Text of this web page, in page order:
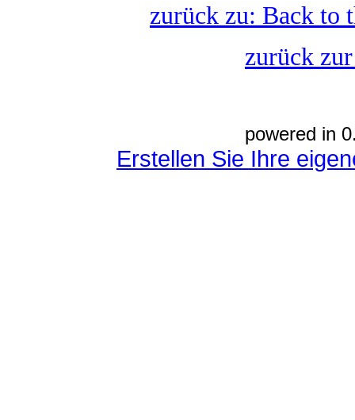
zurück zu: Back to
zurück
powered in
Erstellen Sie Ihre